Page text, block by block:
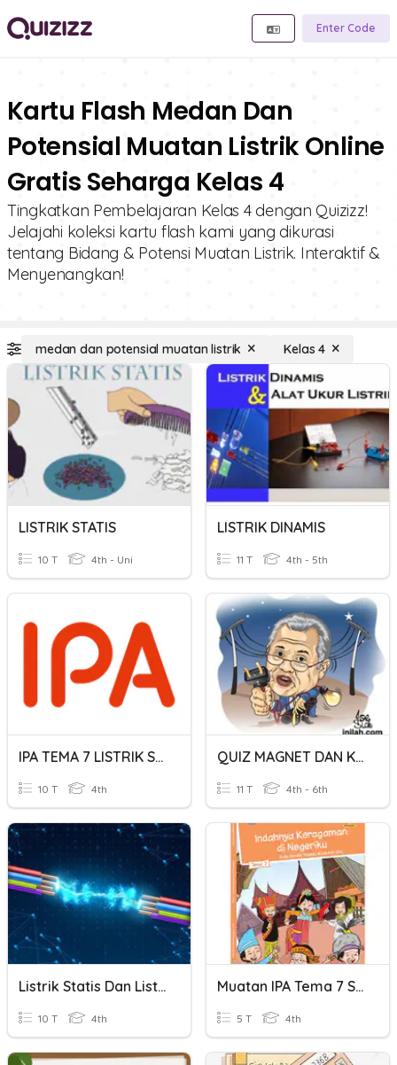
Enter Code
Kartu Flash Medan Dan
Potensial Muatan Listrik Online
Gratis Seharga Kelas 4
Tingkatkan Pembelajaran Kelas 4 dengan Quizizz!
Jelajahi koleksi kartu flash kami yang dikurasi
tentang Bidang & Potensi Muatan Listrik. Interaktif &
Menyenangkan!
medan dan potensial muatan listrik Kelas 4
LISTRIK STATIS
10 T 4th - Uni
LISTRIK DINAMIS
11 T 4th - 5th
IPA TEMA 7 LISTRIK STATIS DAN DINAMIS
10 T 4th
QUIZ MAGNET DAN KELISTRIKAN
11 T 4th - 6th
Listrik Statis Dan Listrik Dinamis
10 T 4th
Muatan IPA Tema 7 Subtema 2
5 T 4th